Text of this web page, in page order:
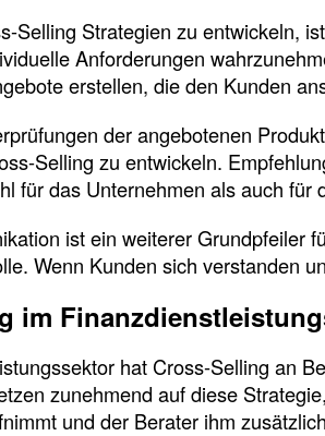
Selling Strategien zu entwickeln,
Anforderungen
erstellen, die den Kunden
der angebotenen
Selling zu entwickeln.
für das Unternehmen als auch für
ist ein weiterer Grundpfeiler
Wenn Kunden sich verstanden
im
hat Cross-Selling an
zunehmend auf diese
und der Berater ihm